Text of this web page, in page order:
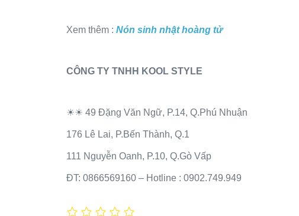
Xem thêm : Nón sinh nhật hoàng tử
CÔNG TY TNHH KOOL STYLE
☀☀ 49 Đặng Văn Ngữ, P.14, Q.Phú Nhuận
176 Lê Lai, P.Bến Thành, Q.1
111 Nguyễn Oanh, P.10, Q.Gò Vấp
ĐT: 0866569160 – Hotline : 0902.749.949